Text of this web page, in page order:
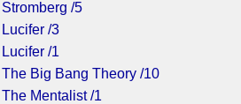
Stromberg /5
Lucifer /3
Lucifer /1
The Big Bang Theory /10
The Mentalist /1